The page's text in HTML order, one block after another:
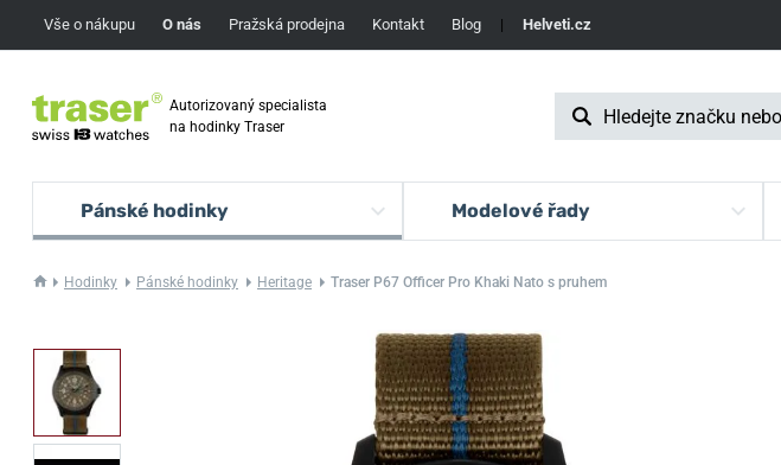
Vše o nákupu O nás Pražská prodejna Kontakt Blog | Helveti.cz
Autorizovaný specialista
na hodinky Traser
Pánské hodinky Modelové řady
Hodinky Pánské hodinky Heritage Traser P67 Officer Pro Khaki Nato s pruhem